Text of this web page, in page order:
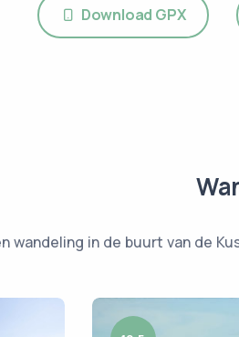
Download GPX
wandeling in de buurt van de